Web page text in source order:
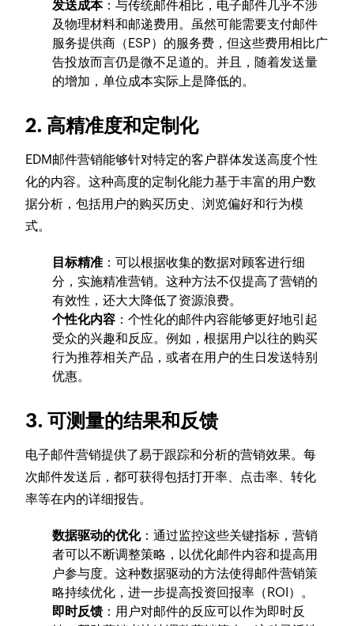
发送成本：与传统邮件相比，电子邮件几乎不涉
及物理材料和邮递费用。虽然可能需要支付邮件
服务提供商（ESP）的服务费，但这些费用相比广
告投放而言仍是微不足道的。并且，随着发送量
的增加，单位成本实际上是降低的。
2. 高精准度和定制化
EDM邮件营销能够针对特定的客户群体发送高度个性
化的内容。这种高度的定制化能力基于丰富的用户数
据分析，包括用户的购买历史、浏览偏好和行为模
式。
目标精准 ：可以根据收集的数据对顾客进行细
分，实施精准营销。这种方法不仅提高了营销的
有效性，还大大降低了资源浪费。
个性化内容 ：个性化的邮件内容能够更好地引起
受众的兴趣和反应。例如，根据用户以往的购买
行为推荐相关产品，或者在用户的生日发送特别
优惠。
3. 可测量的结果和反馈
电子邮件营销提供了易于跟踪和分析的营销效果。每
次邮件发送后，都可获得包括打开率、点击率、转化
率等在内的详细报告。
数据驱动的优化：通过监控这些关键指标，营销
者可以不断调整策略，以优化邮件内容和提高用
户参与度。这种数据驱动的方法使得邮件营销策
略持续优化，进一步提高投资回报率（ROI）。
即时反馈 ：用户对邮件的反应可以作为即时反